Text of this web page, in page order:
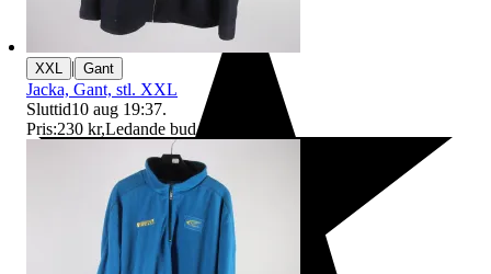
XXL | Gant
Jacka, Gant, stl. XXL
Sluttid10 aug 19:37.
Pris:230 kr,Ledande bud.